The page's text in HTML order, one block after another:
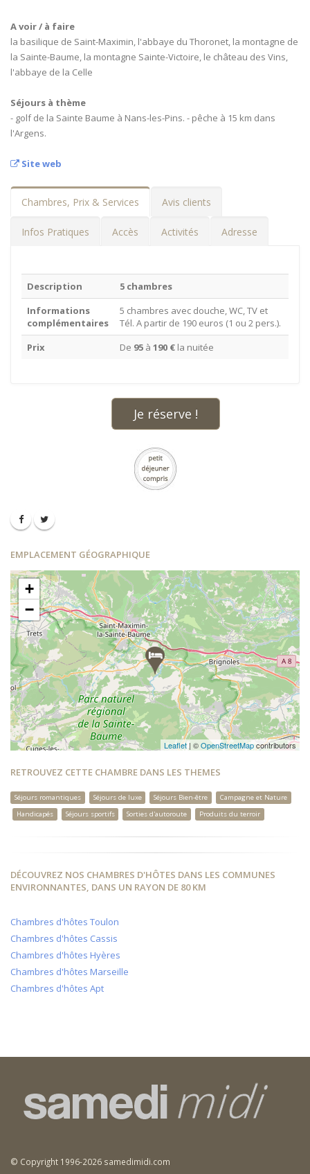
A voir / à faire
la basilique de Saint-Maximin, l'abbaye du Thoronet, la montagne de
la Sainte-Baume, la montagne Sainte-Victoire, le château des Vins,
l'abbaye de la Celle
Séjours à thème
- golf de la Sainte Baume à Nans-les-Pins. - pêche à 15 km dans
l'Argens.
Site web
Chambres, Prix & Services Avis clients
Infos Pratiques Accès Activités Adresse
Description
5 chambres
Informations
complémentaires
5 chambres avec douche, WC, TV et
Tél. A partir de 190 euros (1 ou 2 pers.).
Prix
De 95 à 190 € la nuitée
Je réserve !
EMPLACEMENT GÉOGRAPHIQUE
+
−
Leaflet | ©OpenStreetMapcontributors
RETROUVEZ CETTE CHAMBRE DANS LES THEMES
Séjours romantiques Séjours de luxe Séjours Bien-être
Campagne et Nature
Handicapés
Séjours sportifs Sorties d'autoroute Produits du terroir
DÉCOUVREZ NOS CHAMBRES D'HÔTES DANS LES COMMUNES
ENVIRONNANTES, DANS UN RAYON DE 80 KM
Chambres d'hôtes Toulon
Chambres d'hôtes Cassis
Chambres d'hôtes Hyères
Chambres d'hôtes Marseille
Chambres d'hôtes Apt
© Copyright 1996-2026 samedimidi.com